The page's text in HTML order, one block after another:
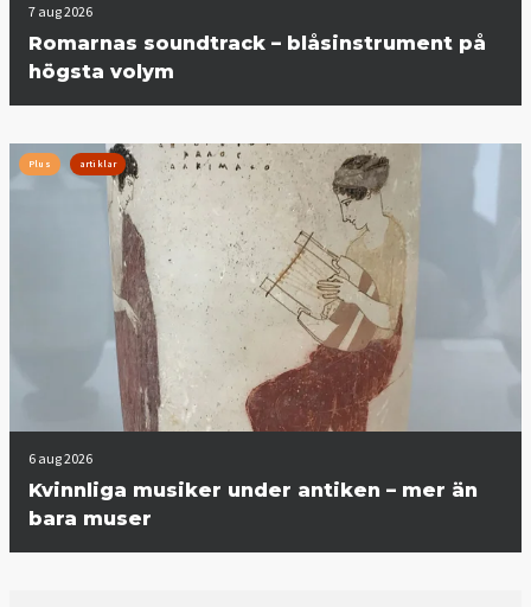
7 aug 2026
Romarnas soundtrack – blåsinstrument på
högsta volym
Plus artiklar
6 aug 2026
Kvinnliga musiker under antiken – mer än
bara muser